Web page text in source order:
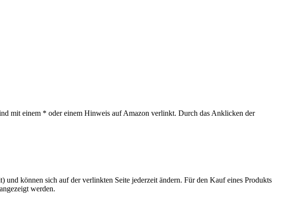
mit einem * oder einem Hinweis auf Amazon verlinkt. Durch das Anklicken der
und können sich auf der verlinkten Seite jederzeit ändern. Für den Kauf eines Produkts
werden.